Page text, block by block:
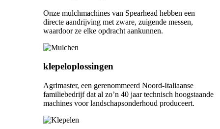
Onze mulchmachines van Spearhead hebben een
directe aandrijving met zware, zuigende messen,
waardoor ze elke opdracht aankunnen.
klepeloplossingen
Agrimaster, een gerenommeerd Noord-Italiaanse
familiebedrijf dat al zo’n 40 jaar technisch hoogstaande
machines voor landschapsonderhoud produceert.